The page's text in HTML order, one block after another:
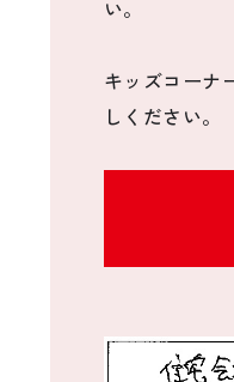
い。
キッズコーナ
しください。